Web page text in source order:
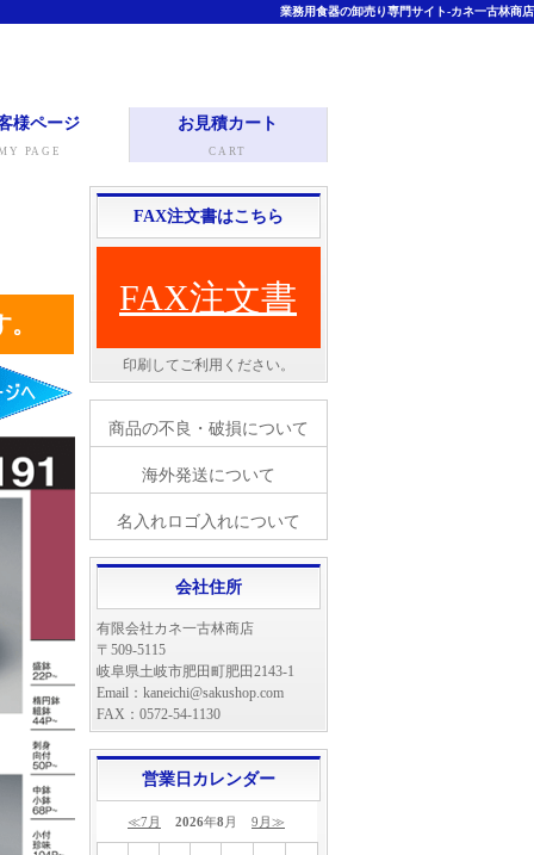
業務用食器の卸売り専門サイト-カネ一古林商店
様ページ
PAGE
お見積カート
CART
FAX注文書はこちら
FAX注文書
印刷してご利用ください。
商品の不良・破損について
海外発送について
名入れロゴ入れについて
会社住所
有限会社カネ一古林商店
〒509-5115
岐阜県土岐市肥田町肥田2143-1
Email：kaneichi@sakushop.com
FAX：0572-54-1130
営業日カレンダー
≪7月 2026年8 月 9月≫